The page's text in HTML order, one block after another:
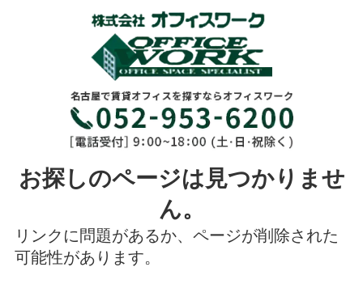
お探しのページは見つかりませ
ん。
リンクに問題があるか、ページが削除された
可能性があります。